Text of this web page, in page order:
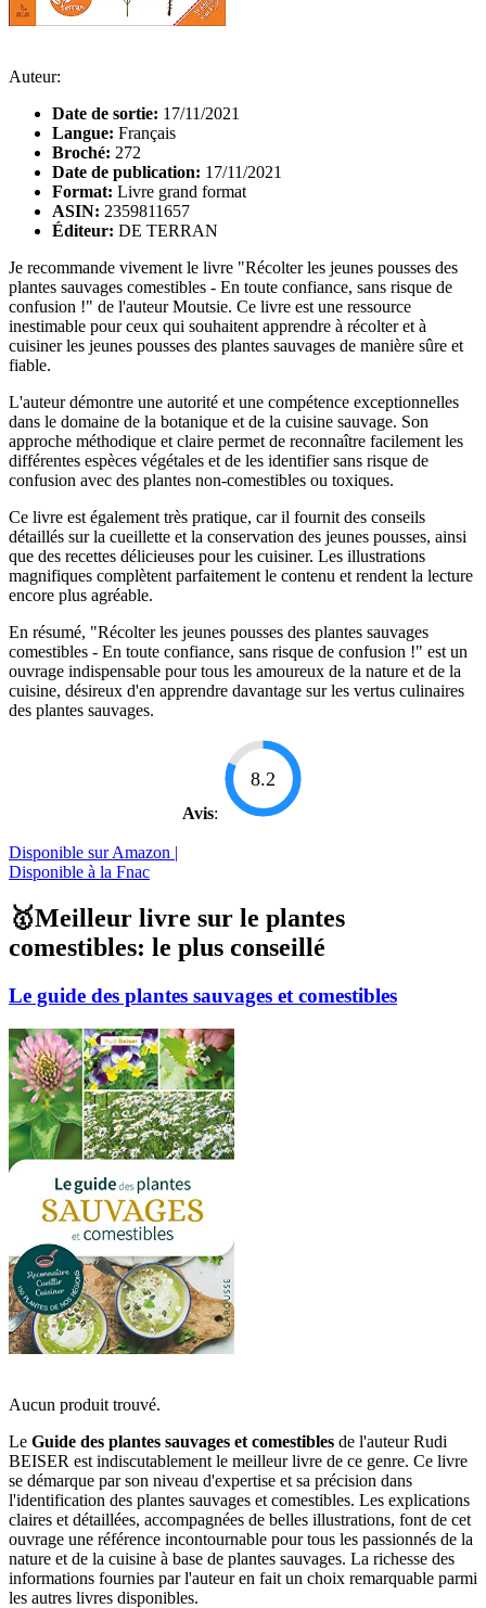
Auteur:
Date de sortie: 17/11/2021
Langue: Français
Broché: 272
Date de publication: 17/11/2021
Format: Livre grand format
ASIN: 2359811657
Éditeur: DE TERRAN
Je recommande vivement le livre "Récolter les jeunes pousses des
plantes sauvages comestibles - En toute confiance, sans risque de
confusion !" de l'auteur Moutsie. Ce livre est une ressource
inestimable pour ceux qui souhaitent apprendre à récolter et à
cuisiner les jeunes pousses des plantes sauvages de manière sûre et
fiable.
L'auteur démontre une autorité et une compétence exceptionnelles
dans le domaine de la botanique et de la cuisine sauvage. Son
approche méthodique et claire permet de reconnaître facilement les
différentes espèces végétales et de les identifier sans risque de
confusion avec des plantes non-comestibles ou toxiques.
Ce livre est également très pratique, car il fournit des conseils
détaillés sur la cueillette et la conservation des jeunes pousses, ainsi
que des recettes délicieuses pour les cuisiner. Les illustrations
magnifiques complètent parfaitement le contenu et rendent la lecture
encore plus agréable.
En résumé, "Récolter les jeunes pousses des plantes sauvages
comestibles - En toute confiance, sans risque de confusion !" est un
ouvrage indispensable pour tous les amoureux de la nature et de la
cuisine, désireux d'en apprendre davantage sur les vertus culinaires
des plantes sauvages.
Avis:
8.2
Disponible sur Amazon |
Disponible à la Fnac
🥇Meilleur livre sur le plantes
comestibles: le plus conseillé
Le guide des plantes sauvages et comestibles
Aucun produit trouvé.
Le Guide des plantes sauvages et comestibles de l'auteur Rudi
BEISER est indiscutablement le meilleur livre de ce genre. Ce livre
se démarque par son niveau d'expertise et sa précision dans
l'identification des plantes sauvages et comestibles. Les explications
claires et détaillées, accompagnées de belles illustrations, font de cet
ouvrage une référence incontournable pour tous les passionnés de la
nature et de la cuisine à base de plantes sauvages. La richesse des
informations fournies par l'auteur en fait un choix remarquable parmi
les autres livres disponibles.